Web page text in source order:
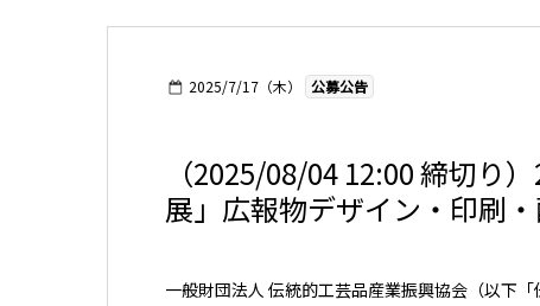
2025/7/17（木） 公募公告
（2025/08/04 12:00 締切り
展」広報物デザイン・印刷
一般財団法人 伝統的工芸品産業振興協会（以下